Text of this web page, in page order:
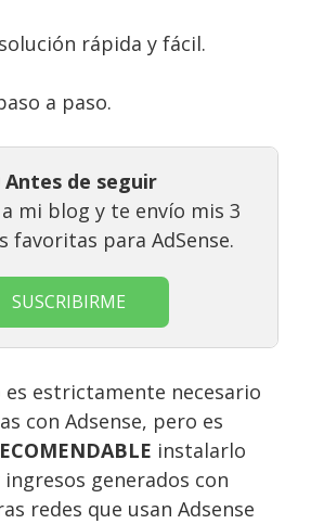
rápida y fácil.
a paso.
Antes de seguir
mi blog y te envío mis 3
favoritas para AdSense.
SUSCRIBIRME
es estrictamente necesario
con Adsense, pero es
instalarlo
generados con
redes que usan Adsense